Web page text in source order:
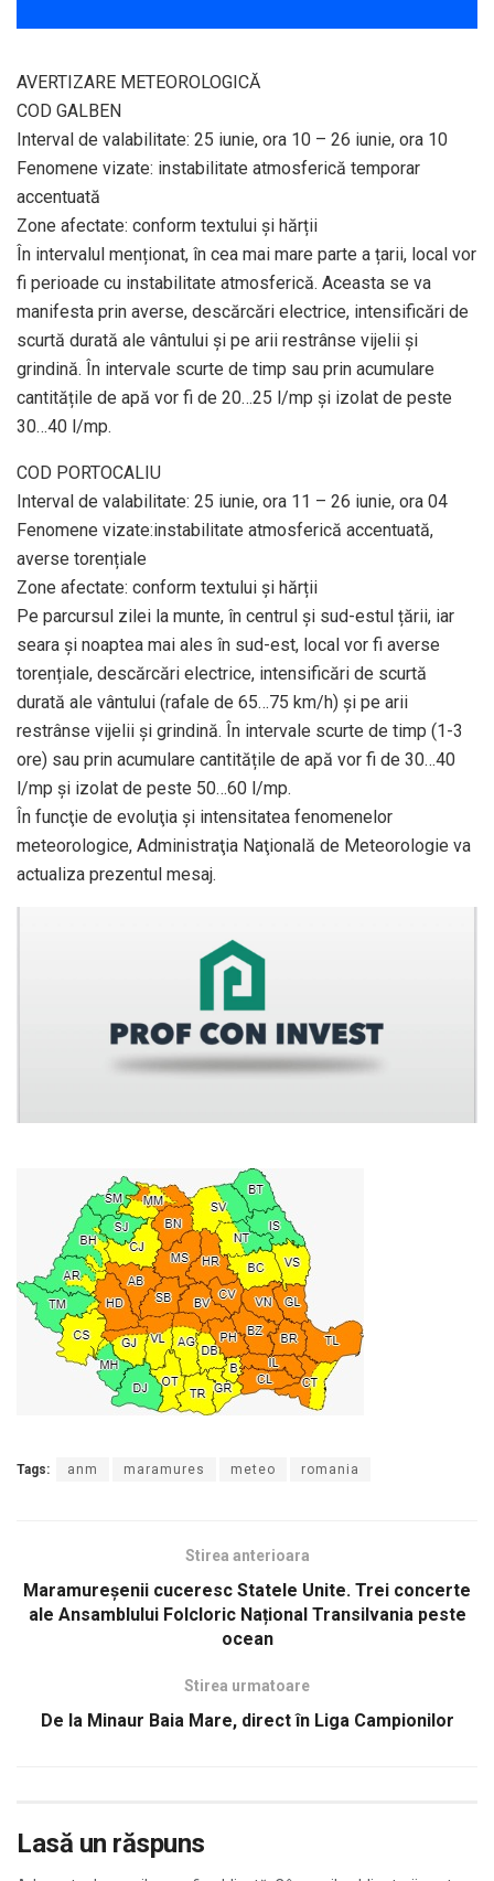
AVERTIZARE METEOROLOGICĂ
COD GALBEN
Interval de valabilitate: 25 iunie, ora 10 – 26 iunie, ora 10
Fenomene vizate: instabilitate atmosferică temporar
accentuată
Zone afectate: conform textului și hărții
În intervalul menționat, în cea mai mare parte a țarii, local vor
fi perioade cu instabilitate atmosferică. Aceasta se va
manifesta prin averse, descărcări electrice, intensificări de
scurtă durată ale vântului și pe arii restrânse vijelii și
grindină. În intervale scurte de timp sau prin acumulare
cantitățile de apă vor fi de 20…25 l/mp și izolat de peste
30…40 l/mp.
COD PORTOCALIU
Interval de valabilitate: 25 iunie, ora 11 – 26 iunie, ora 04
Fenomene vizate:instabilitate atmosferică accentuată,
averse torențiale
Zone afectate: conform textului și hărții
Pe parcursul zilei la munte, în centrul și sud-estul țării, iar
seara și noaptea mai ales în sud-est, local vor fi averse
torențiale, descărcări electrice, intensificări de scurtă
durată ale vântului (rafale de 65…75 km/h) și pe arii
restrânse vijelii și grindină. În intervale scurte de timp (1-3
ore) sau prin acumulare cantitățile de apă vor fi de 30…40
l/mp și izolat de peste 50…60 l/mp.
În funcţie de evoluţia şi intensitatea fenomenelor
meteorologice, Administraţia Naţională de Meteorologie va
actualiza prezentul mesaj.
Tags: anm maramures meteo romania
Stirea anterioara
Maramureșenii cuceresc Statele Unite. Trei concerte
ale Ansamblului Folcloric Național Transilvania peste
ocean
Stirea urmatoare
De la Minaur Baia Mare, direct în Liga Campionilor
Lasă un răspuns